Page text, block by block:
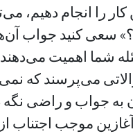
را انجام دهیم،
سعی کنید جواب
شما اهمیت می‌دهند
می‌پرسند که
به جواب و راضی
موجب اجتناب